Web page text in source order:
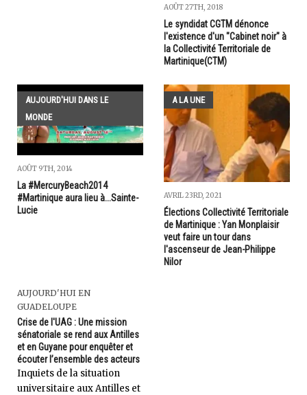
AOÛT 27TH, 2018
Le syndidat CGTM dénonce
l'existence d'un "Cabinet noir" à
la Collectivité Territoriale de
Martinique(CTM)
AUJOURD'HUI DANS LE
MONDE
AOÛT 9TH, 2014
La #MercuryBeach2014
#Martinique aura lieu à...Sainte-
Lucie
A LA UNE
AVRIL 23RD, 2021
Élections Collectivité Territoriale
de Martinique : Yan Monplaisir
veut faire un tour dans
l'ascenseur de Jean-Philippe
Nilor
AUJOURD'HUI EN
GUADELOUPE
Crise de l'UAG : Une mission
sénatoriale se rend aux Antilles
et en Guyane pour enquêter et
écouter l’ensemble des acteurs
Inquiets de la situation
universitaire aux Antilles et